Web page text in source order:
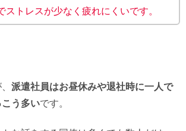
ストレスが少なく疲れにくいです。
派遣社員はお昼休みや退社時に一人で
う多いです。